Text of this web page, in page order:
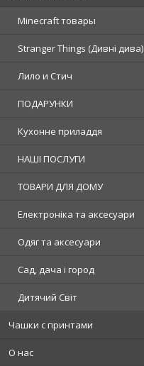
Minecraft товары
Stranger Things (Дивні дива)
Лило и Стич
ПОДАРУНКИ
Кухонне приладдя
НАШІ ПОСЛУГИ
ТОВАРИ ДЛЯ ДОМУ
Електроніка та аксесуари
Одяг та аксесуари
Сад, дача і город
Дитячий Світ
Чашки с принтами
О нас